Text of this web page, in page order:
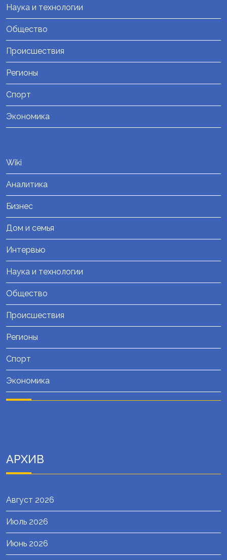
Наука и технологии
Общество
Происшествия
Регионы
Спорт
Экономика
Wiki
Аналитика
Бизнес
Дом и семья
Интервью
Наука и технологии
Общество
Происшествия
Регионы
Спорт
Экономика
АРХИВ
Август 2026
Июль 2026
Июнь 2026